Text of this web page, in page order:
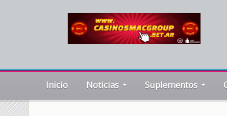
Inicio Noticias Suplementos